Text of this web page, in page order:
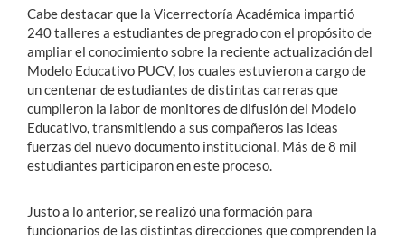
Cabe destacar que la Vicerrectoría Académica impartió
240 talleres a estudiantes de pregrado con el propósito de
ampliar el conocimiento sobre la reciente actualización del
Modelo Educativo PUCV, los cuales estuvieron a cargo de
un centenar de estudiantes de distintas carreras que
cumplieron la labor de monitores de difusión del Modelo
Educativo, transmitiendo a sus compañeros las ideas
fuerzas del nuevo documento institucional. Más de 8 mil
estudiantes participaron en este proceso.
Justo a lo anterior, se realizó una formación para
funcionarios de las distintas direcciones que comprenden la